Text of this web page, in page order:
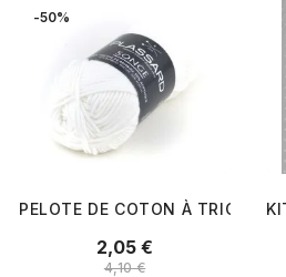
-50%
PELOTE DE COTON À
2,05 €
4,10 €